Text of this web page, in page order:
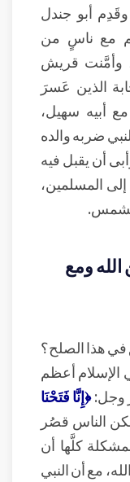
أبو جندل
مع ناسٍ من
وأمَّنت قريش
الذين عَسرَ
أبيه سهيل،
ضربه والده
أن يقبل فيه
المسلمين،
الله ومع
في هذا الصلح؟
الإسلام أعظم
وجل:﴿إِنَّا فَتَحْنَا
الناس قصُر
كلَّها أن
مع أن النبي